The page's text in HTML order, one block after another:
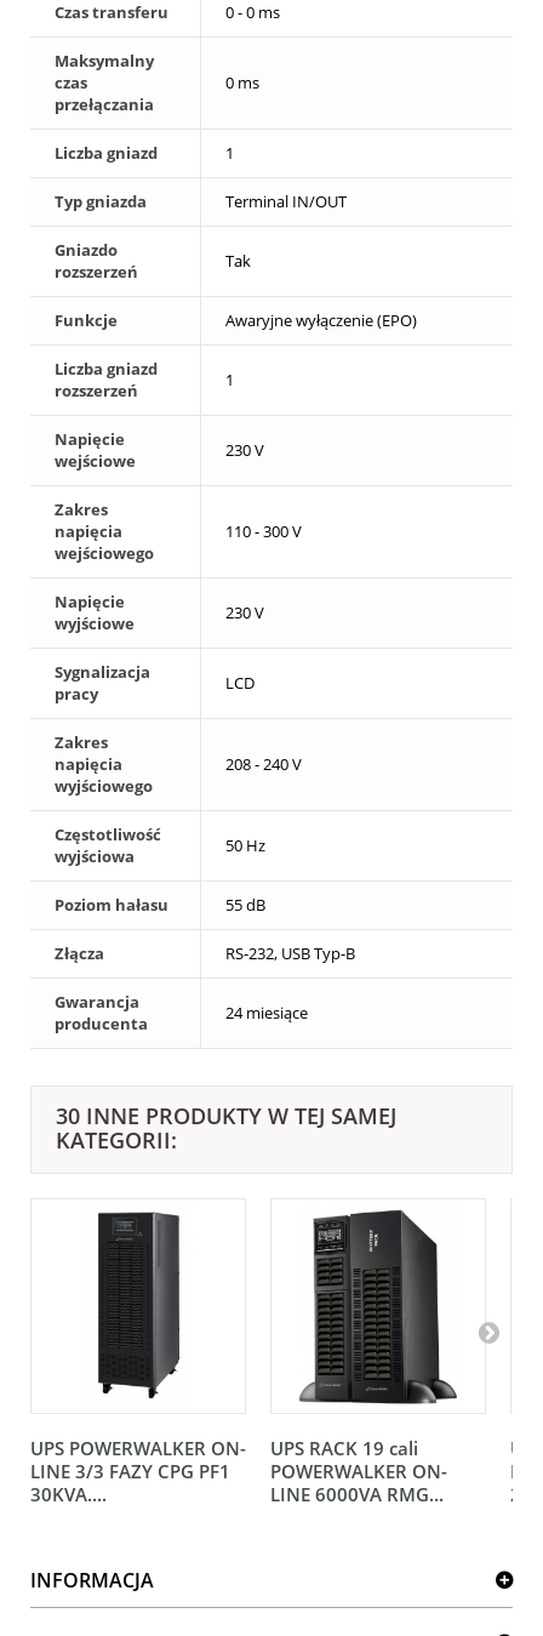
Czas transferu 0 - 0 ms
Maksymalny
czas
przełączania
0 ms
Liczba gniazd 1
Typ gniazda Terminal IN/OUT
Gniazdo
rozszerzeń
Tak
Funkcje Awaryjne wyłączenie (EPO)
Liczba gniazd
rozszerzeń
1
Napięcie
wejściowe
230 V
Zakres
napięcia
wejściowego
110 - 300 V
Napięcie
wyjściowe
230 V
Sygnalizacja
pracy
LCD
Zakres
napięcia
wyjściowego
208 - 240 V
Częstotliwość
wyjściowa
50 Hz
Poziom hałasu 55 dB
Złącza RS-232, USB Typ-B
Gwarancja
producenta
24 miesiące
30 INNE PRODUKTY W TEJ SAMEJ
KATEGORII:
UPS POWERWALKER ON-
LINE 3/3 FAZY CPG PF1
30KVA....
UPS RACK 19 cali
POWERWALKER ON-
LINE 6000VA RMG...
INFORMACJA